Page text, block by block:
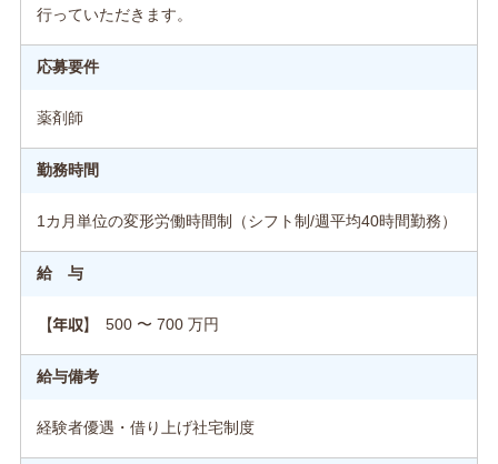
行っていただきます。
応募要件
薬剤師
勤務時間
1カ月単位の変形労働時間制（シフト制/週平均40時間勤務）
給 与
【年収】 500 〜 700 万円
給与備考
経験者優遇・借り上げ社宅制度